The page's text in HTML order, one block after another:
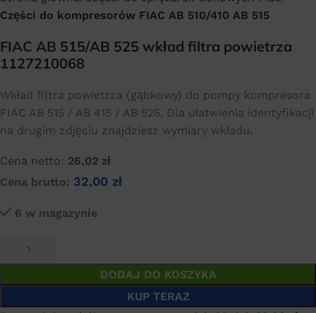
Części do kompresorów FIAC AB 510/410 AB 515
FIAC AB 515/AB 525 wkład filtra powietrza
1127210068
Wkład filtra powietrza (gąbkowy) do pompy kompresora
FIAC AB 515 / AB 415 / AB 525. Dla ułatwienia identyfikacji
na drugim zdjęciu znajdziesz wymiary wkładu.
Cena netto: 26,02 zł
Cena brutto: 32,00 zł
6 w magazynie
DODAJ DO KOSZYKA
KUP TERAZ